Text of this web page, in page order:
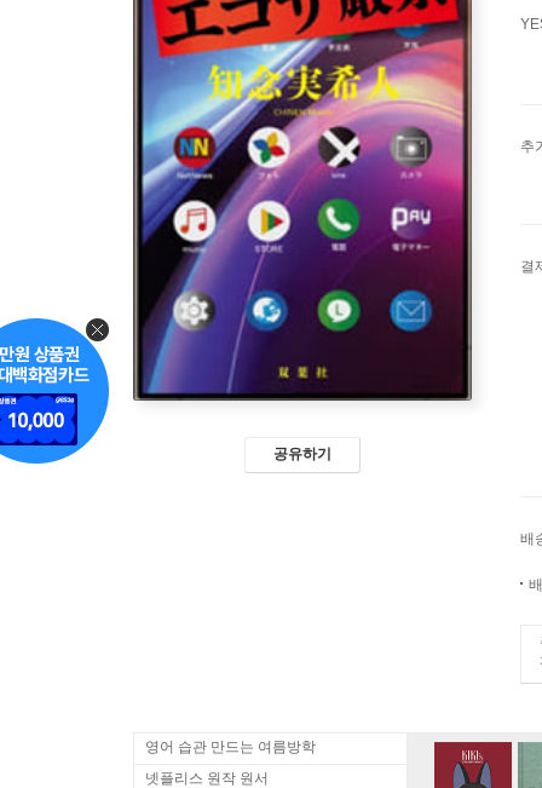
공유하기
추
결
배
영어 습관 만드는 여름방학
넷플리스 원작 원서